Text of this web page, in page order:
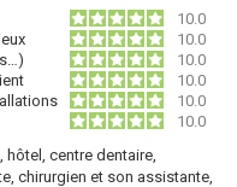
10.0
10.0
10.0
10.0
10.0
10.0
centre dentaire,
chirurgien et son assistante,